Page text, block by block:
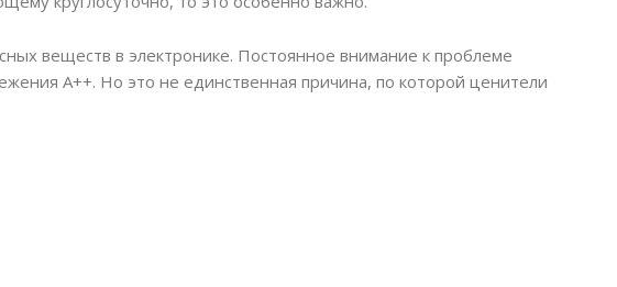
веществ в электронике. Постоянное внимание к проблеме
A++. Но это не единственная причина, по которой ценители